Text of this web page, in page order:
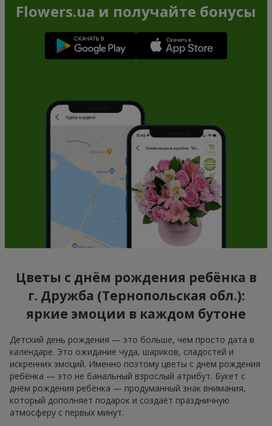
Flowers.ua и получайте бонусы
Цветы с днём рождения ребёнка в
г. Дружба (Тернопольская обл.):
яркие эмоции в каждом бутоне
Детский день рождения — это больше, чем просто дата в
календаре. Это ожидание чуда, шариков, сладостей и
искренних эмоций. Именно поэтому цветы с днём рождения
ребёнка — это не банальный взрослый атрибут. Букет с
днём рождения ребёнка — продуманный знак внимания,
который дополняет подарок и создаёт праздничную
атмосферу с первых минут.